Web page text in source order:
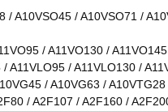
/ A10VSO45 / A10VSO71 /
/ A11VO130 /
A11VLO95 / A11VLO130 /
/ A10VG63 /
/ A2F107 / A2F160 /